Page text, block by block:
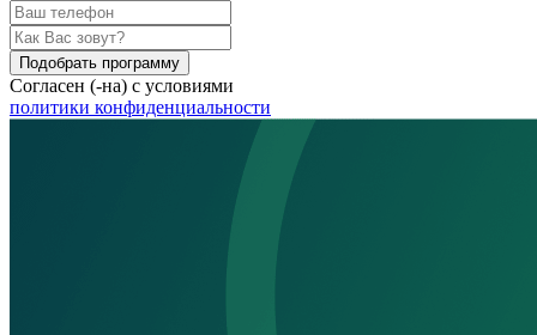
Подобрать программу
Согласен (-на) с условиями
политики конфиденциальности